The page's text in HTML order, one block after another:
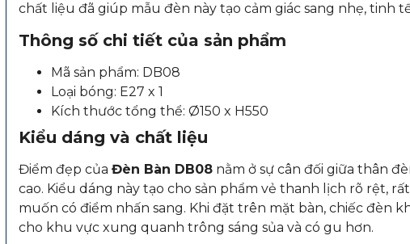
chất liệu đã giúp mẫu đèn này tạo cảm giác sang nhẹ, tinh
Thông số chi tiết của sản phẩm
Mã sản phẩm: DB08
Loại bóng: E27 x 1
Kích thước tổng thể: Ø150 x H550
Kiểu dáng và chất liệu
Điểm đẹp của Đèn Bàn DB08nằm ở sự cân đối giữa thân
cao. Kiểu dáng này tạo cho sản phẩm vẻ thanh lịch rõ rệt,
muốn có điểm nhấn sang. Khi đặt trên mặt bàn, chiếc đèn
cho khu vực xung quanh trông sáng sủa và có gu hơn.